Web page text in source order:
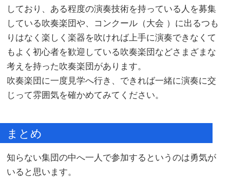
しており、ある程度の演奏技術を持っている人を募集
している吹奏楽団や、コンクール（大会 ）に出るつも
りはなく楽しく楽器を吹ければ上手に演奏できなくて
もよく初心者を歓迎している吹奏楽団などさまざまな
考えを持った吹奏楽団があります。
吹奏楽団に一度見学へ行き、できれば一緒に演奏に交
じって雰囲気を確かめてみてください。
まとめ
知らない集団の中へ一人で参加するというのは勇気が
いると思います。